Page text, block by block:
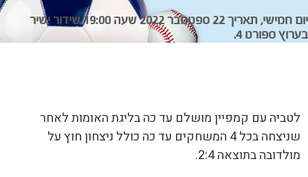
יום חמישי, תאריך 22 ספטמבר 2022 שעה 19:00 שידור ישיר
בערוץ ספורט 4.
לטביה עם קמפיין מושלם עד כה בליגת האומות לאחר
שניצחה בכל 4 המשחקים עד כה כולל ניצחון חוץ על
מולדובה בתוצאה 2:4.